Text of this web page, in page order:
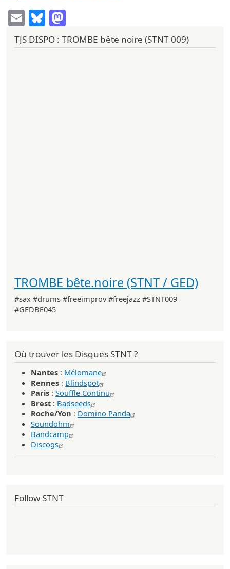
EmailBluesky
TJS DISPO : TROMBE bête noire (STNT 009)
TROMBE bête.noire (STNT / GED)
#sax #drums #freeimprov #freejazz #STNT009
#GEDBE045
Où trouver les Disques STNT ?
Nantes : Mélomane
Rennes : Blindspot
Paris : Souffle Continu
Brest : Badseeds
Roche/Yon : Domino Panda
Soundohm
Bandcamp
Discogs
Follow STNT